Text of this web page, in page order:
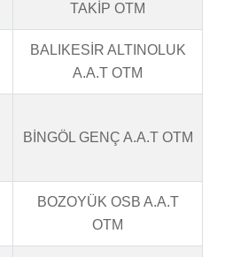
TAKİP OTM
BALIKESİR ALTINOLUK
A.A.T OTM
BİNGÖL GENÇ A.A.T OTM
BOZOYÜK OSB A.A.T
OTM